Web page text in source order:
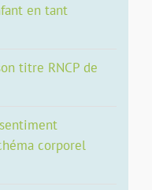
en tant
titre RNCP de
corporel